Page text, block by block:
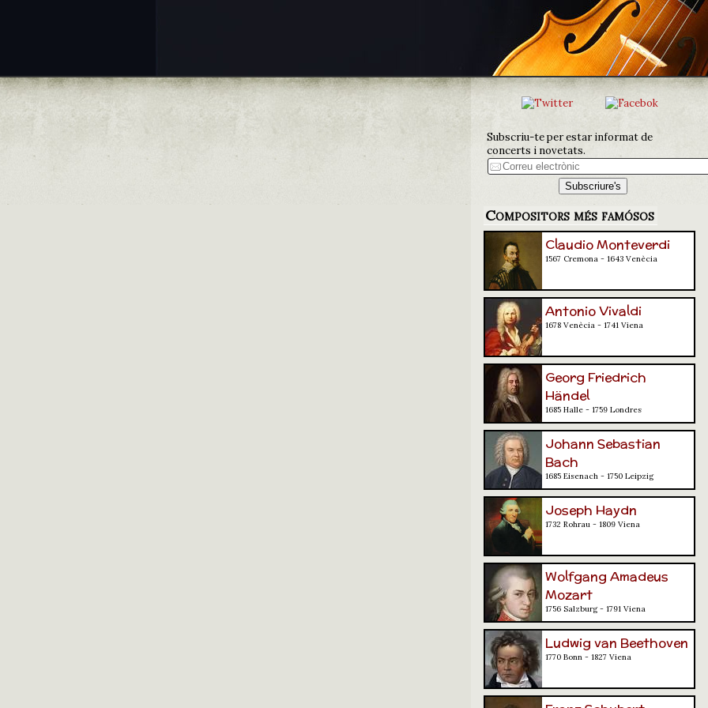
Subscriu-te per estar informat de
concerts i novetats.
Compositors més famósos
Claudio Monteverdi
1567 Cremona - 1643 Venècia
Antonio Vivaldi
1678 Venècia - 1741 Viena
Georg Friedrich
Händel
1685 Halle - 1759 Londres
Johann Sebastian
Bach
1685 Eisenach - 1750 Leipzig
Joseph Haydn
1732 Rohrau - 1809 Viena
Wolfgang Amadeus
Mozart
1756 Salzburg - 1791 Viena
Ludwig van Beethoven
1770 Bonn - 1827 Viena